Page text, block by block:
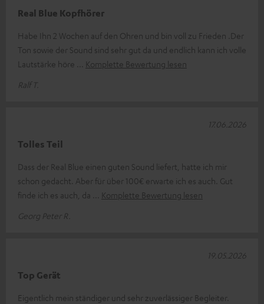
Real Blue Kopfhörer
Habe Ihn 2 Wochen auf den Ohren und bin voll zu Frieden .Der
Ton sowie der Sound sind sehr gut da und endlich kann ich volle
Lautstärke höre
Komplette Bewertung lesen
Ralf T.
Tolles Teil
Dass der Real Blue einen guten Sound liefert, hatte ich mir
schon gedacht. Aber für über 100€ erwarte ich es auch. Gut
finde ich es auch, da
Komplette Bewertung lesen
Georg Peter R.
17.06.2026
Top Gerät
Eigentlich mein ständiger und sehr zuverlässiger Begleiter.
19.05.2026